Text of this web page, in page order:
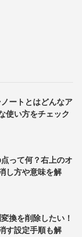
ートとはどんなア
使い方をチェック
って何？右上のオ
し方や意味を解
換を削除したい！
す設定手順も解